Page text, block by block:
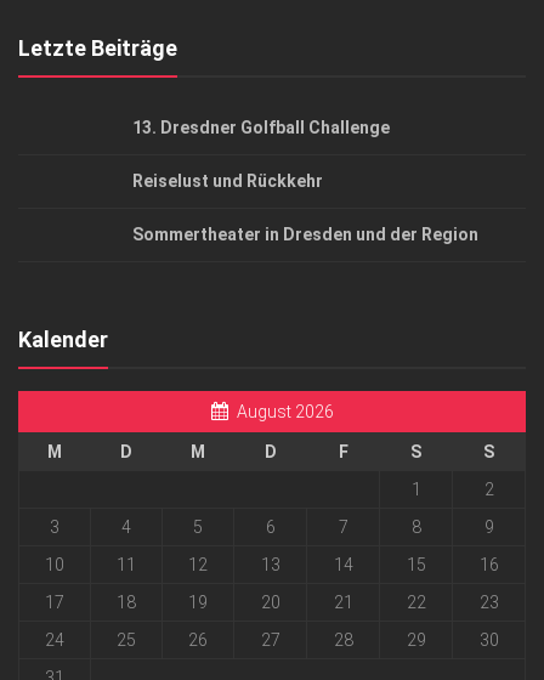
Letzte Beiträge
13. Dresdner Golfball Challenge
Reiselust und Rückkehr
Sommertheater in Dresden und der Region
Kalender
August 2026
M D M D F S
S
1
2
3
4 5 6 7 8
9
10
11 12 13 14 15
16
17
18 19 20 21 22
23
24
25 26 27 28 29
30